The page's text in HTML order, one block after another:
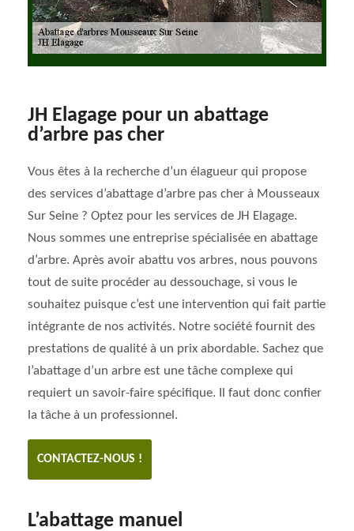
JH Elagage pour un abattage
d’arbre pas cher
Vous êtes à la recherche d’un élagueur qui propose
des services d’abattage d’arbre pas cher à Mousseaux
Sur Seine ? Optez pour les services de JH Elagage.
Nous sommes une entreprise spécialisée en abattage
d’arbre. Après avoir abattu vos arbres, nous pouvons
tout de suite procéder au dessouchage, si vous le
souhaitez puisque c’est une intervention qui fait partie
intégrante de nos activités. Notre société fournit des
prestations de qualité à un prix abordable. Sachez que
l’abattage d’un arbre est une tâche complexe qui
requiert un savoir-faire spécifique. Il faut donc confier
la tâche à un professionnel.
CONTACTEZ-NOUS !
L’abattage manuel